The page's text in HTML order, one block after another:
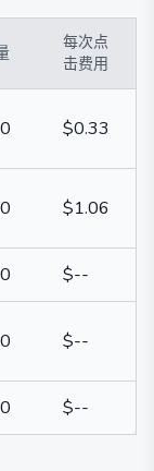
每次点
击费用
$0.33
$1.06
$--
$--
$--